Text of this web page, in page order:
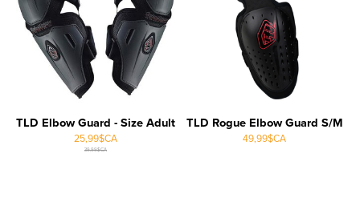
TLD Elbow Guard - Size Adult
25,99$CA
39,99$CA
TLD Rogue Elbow Guard S/M
49,99$CA